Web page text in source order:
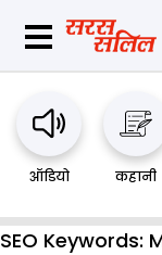
ऑडियो कहानी
SEO Keywords: